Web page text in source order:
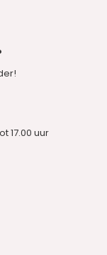
17.00 uur